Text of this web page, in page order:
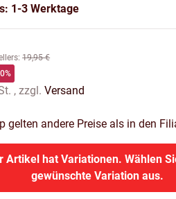
1-3 Werktage
:19,95 €
, zzgl.Versand
gelten andere Preise als in den
Artikel hat Variationen. Wählen
gewünschte Variation aus.